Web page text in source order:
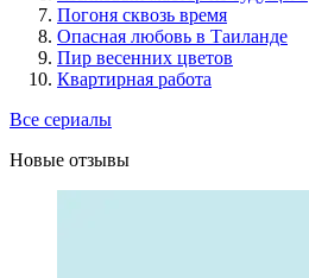
Погоня сквозь время
Опасная любовь в Таиланде
Пир весенних цветов
Квартирная работа
Все сериалы
Новые отзывы